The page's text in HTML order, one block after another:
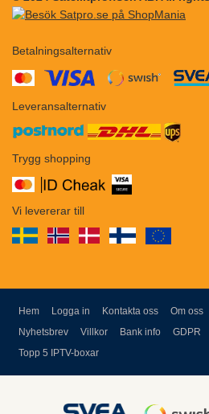
Betalningsalternativ
Leveransalternativ
Trygg shopping
Vi levererar till
Hem Logga in Kontakta oss Om oss
Nyhetsbrev Villkor Bank info GDPR
Topp 5 IPTV-boxar